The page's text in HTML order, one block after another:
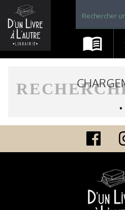
Librairie D'un livre à l'autre - Avranches
menu_book